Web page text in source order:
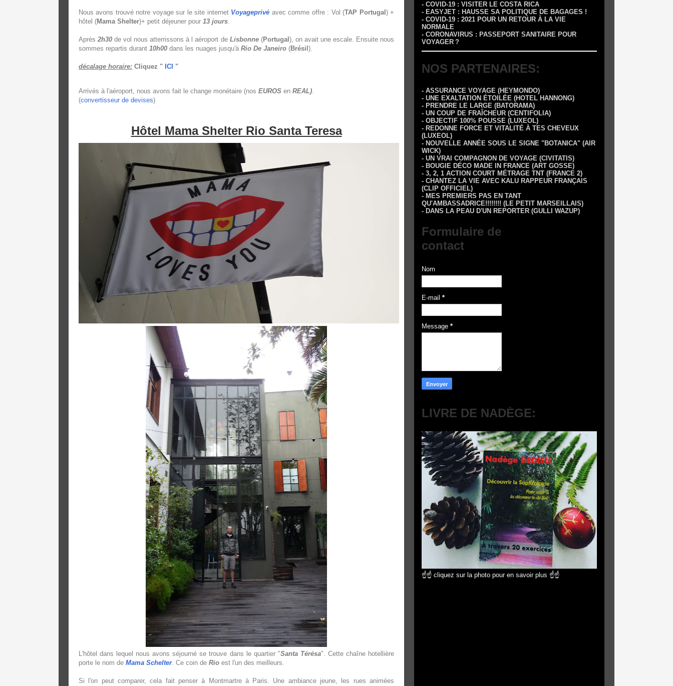
Nous avons trouvé notre voyage sur le site internet Voyageprivé avec comme offre : Vol (TAP Portugal ) +
hôtel (Mama Shelter)+ petit déjeuner pour 13 jours.
Après2h30 de vol nous atterrissons à l aéroport deLisbonne(Portugal ), on avait une escale. Ensuite nous
sommes repartis durant 10h00 dans les nuages jusqu'à Rio De Janeiro (Brésil ).
décalage horaire: Cliquez " ICI "
Arrivés à l'aéroport, nous avons fait le change monétaire (nos EUROS en REAL).
(convertisseur de devises)
Hôtel Mama Shelter Rio Santa Teresa
L'hôtel dans lequel nous avons séjourné se trouve dans le quartier "Santa Térésa". Cette chaîne hotellière
porte le nom de Mama Schelter. Ce coin de Rio est l'un des meilleurs.
Si l'on peut comparer, cela fait penser à Montmartre à Paris. Une ambiance jeune, les rues animées
- COVID-19 : VISITER LE COSTA RICA
- EASYJET : HAUSSE SA POLITIQUE DE BAGAGES !
- COVID-19 : 2021 POUR UN RETOUR À LA VIE
NORMALE
- CORONAVIRUS : PASSEPORT SANITAIRE POUR
VOYAGER ?
NOS PARTENAIRES:
- ASSURANCE VOYAGE (HEYMONDO)
- UNE EXALTATION ÉTOILÉE (HOTEL HANNONG)
- PRENDRE LE LARGE (BATORAMA)
- UN COUP DE FRAÎCHEUR (CENTIFOLIA)
- OBJECTIF 100% POUSSE (LUXEOL)
- REDONNE FORCE ET VITALITÉ À TES CHEVEUX
(LUXEOL)
- NOUVELLE ANNÉE SOUS LE SIGNE "BOTANICA" (AIR
WICK)
- UN VRAI COMPAGNON DE VOYAGE (CIVITATIS)
- BOUGIE DÉCO MADE IN FRANCE (ART GOSSE)
- 3, 2, 1 ACTION COURT MÉTRAGE TNT (FRANCE 2)
- CHANTEZ LA VIE AVEC KALU RAPPEUR FRANÇAIS
(CLIP OFFICIEL)
- MES PREMIERS PAS EN TANT
QU'AMBASSADRICE!!!!!!!! (LE PETIT MARSEILLAIS)
- DANS LA PEAU D'UN REPORTER (GULLI WAZUP)
Formulaire de
contact
Nom
E-mail *
Message *
LIVRE DE NADÈGE:
☝☝ cliquez sur la photo pour en savoir plus ☝☝